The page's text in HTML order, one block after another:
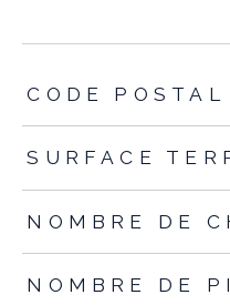
CODE POSTAL
SURFACE
NOMBRE DE
NOMBRE DE